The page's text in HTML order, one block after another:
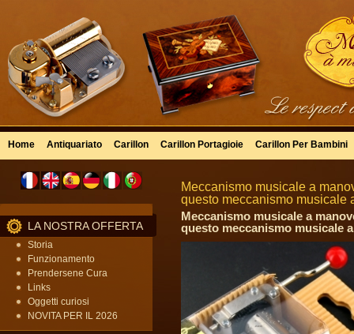
Home Antiquariato Carillon Carillon Portagioie Carillon Per Bambini
LA NOSTRA OFFERTA
Storia
Funzionamento
Prendersene Cura
Links
Oggetti curiosi
NOVITA PER IL 2026
Meccanismo musicale a
questo meccanismo musicale
Meccanismo musicale a
questo meccanismo musicale